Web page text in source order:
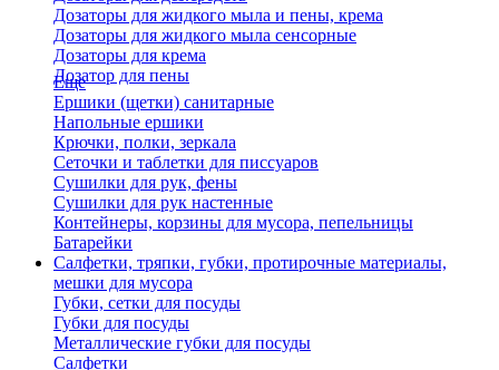
Дозаторы для жидкого мыла и пены, крема
Дозаторы для жидкого мыла сенсорные
Дозаторы для крема
Дозатор для пены
Еще
Ершики (щетки) санитарные
Напольные ершики
Крючки, полки, зеркала
Сеточки и таблетки для писсуаров
Сушилки для рук, фены
Сушилки для рук настенные
Контейнеры, корзины для мусора, пепельницы
Батарейки
Салфетки, тряпки, губки, протирочные материалы,
мешки для мусора
Губки, сетки для посуды
Губки для посуды
Металлические губки для посуды
Салфетки